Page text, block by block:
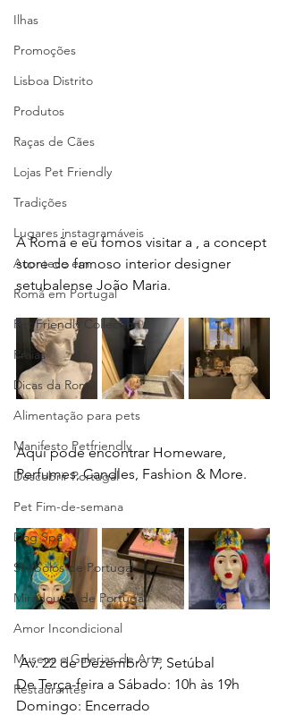
Ilhas
Promoções
Lisboa Distrito
Produtos
Raças de Cães
Lojas Pet Friendly
Tradições
Lugares instagramáveis
Acontece em
Romã em Portugal
Pet Friendly Collection
Praias
Dicas da Romã
Alimentação para pets
Manifesto Petfriendly
Descobrir Portugal
Pet Fim-de-semana
Dog Spa
Símbolos de Portugal
Miradouros de Portugal
Amor Incondicional
Museus e Galerias de Arte
Restaurantes
A Romã e eu fomos visitar a , a concept
store do famoso interior designer
setubalense João Maria.
Aqui pode encontrar Homeware,
Perfumes, Candles, Fashion & More.
Av. 22 de Dezembro 7, Setúbal
De Terça-feira a Sábado: 10h às 19h
Domingo: Encerrado